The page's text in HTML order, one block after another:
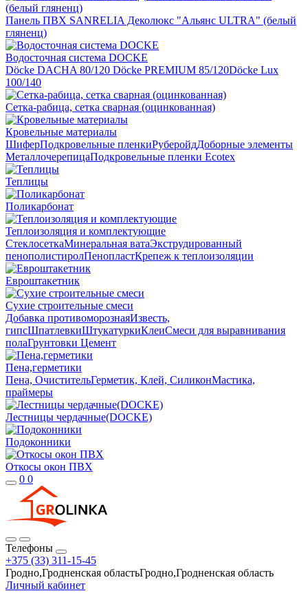
Панель ПВХ SANRELIA Деколюкс "Альянс ULTRA" (белый
гляненц)
Водосточная система DOCKE
Döсkе DACHA 80/120 Döcke PREMIUM 85/120Döсkе Luх
100/140
Сетка-рабица, сетка сварная (оцинкованная)
Кровельные материалы
ШиферПодкровельные пленкиРуберойдДоборные элементы
МеталлочерепицаПодкровельные пленки Ecotex
Теплицы
Поликарбонат
Теплоизоляция и комплектующие
СтеклосеткаМинеральная ватаЭкструдированный
пенополистиролПенопластКрепеж к теплоизоляции
Евроштакетник
Сухие строительные смеси
Добавка противоморознаяИзвесть,
гипсШпатлевкиШтукатуркиКлеиСмеси для выравнивания
полаГрунтовки Цемент
Пена,герметики
Пена, ОчистительГерметик, Клей, СиликонМастика,
праймеры
Лестницы чердачные(DOCKE)
Подоконники
Откосы окон ПВХ
0 0
Телефоны
+375 (33) 311-15-45
Гродно,Гродненская областьГродно,Гродненская область
Личный кабинет